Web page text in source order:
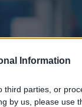
Information
parties, or
by us, please use